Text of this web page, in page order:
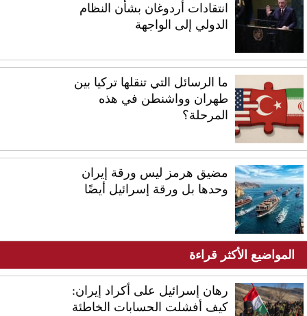
انتقادات أردوغان بشأن النظام
الدولي إلى الواجهة
ما الرسائل التي تنقلها تركيا بين
طهران وواشنطن في هذه
المرحلة؟
مضيق هرمز ليس ورقة إيران
وحدها بل ورقة إسرائيل أيضًا
المواضيع الأكثر قراءة
رهان إسرائيل على أكراد إيران:
كيف أفشلت الحسابات الخاطئة